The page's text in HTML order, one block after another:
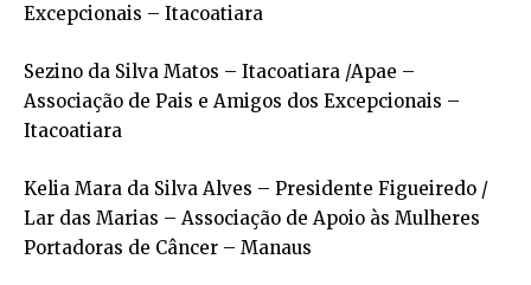
Excepcionais – Itacoatiara
Sezino da Silva Matos – Itacoatiara /Apae –
Associação de Pais e Amigos dos Excepcionais –
Itacoatiara
Kelia Mara da Silva Alves – Presidente Figueiredo /
Lar das Marias – Associação de Apoio às Mulheres
Portadoras de Câncer – Manaus